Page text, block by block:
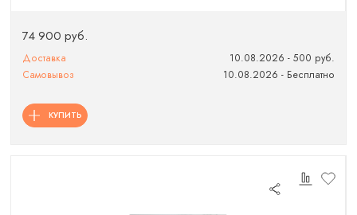
74 900 руб.
Доставка
10.08.2026 - 500 руб.
Самовывоз
10.08.2026 - Бесплатно
КУПИТЬ